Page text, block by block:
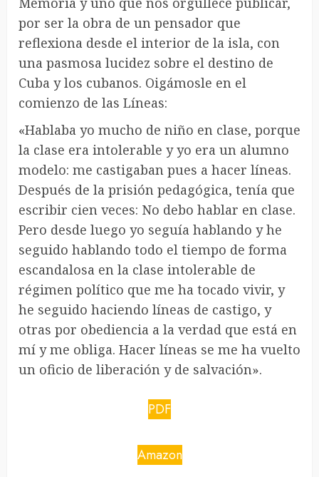
por ser la obra de un pensador que
reflexiona desde el interior de la isla, con
una pasmosa lucidez sobre el destino de
Cuba y los cubanos. Oigámosle en el
comienzo de las Líneas:
«Hablaba yo mucho de niño en clase, porque
la clase era intolerable y yo era un alumno
modelo: me castigaban pues a hacer líneas.
Después de la prisión pedagógica, tenía que
escribir cien veces: No debo hablar en clase.
Pero desde luego yo seguía hablando y he
seguido hablando todo el tiempo de forma
escandalosa en la clase intolerable de
régimen político que me ha tocado vivir, y
he seguido haciendo líneas de castigo, y
otras por obediencia a la verdad que está en
mí y me obliga. Hacer líneas se me ha vuelto
un oficio de liberación y de salvación».
PDF
Amazon